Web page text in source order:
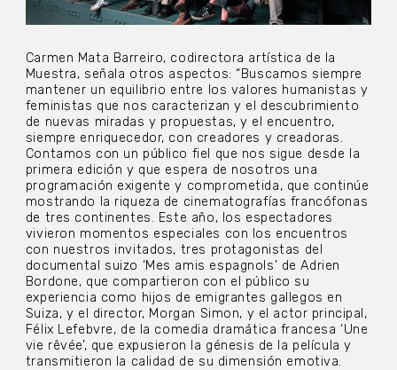
Carmen Mata Barreiro, codirectora artística de la
Muestra, señala otros aspectos: “Buscamos siempre
mantener un equilibrio entre los valores humanistas y
feministas que nos caracterizan y el descubrimiento
de nuevas miradas y propuestas, y el encuentro,
siempre enriquecedor, con creadores y creadoras.
Contamos con un público fiel que nos sigue desde la
primera edición y que espera de nosotros una
programación exigente y comprometida, que continúe
mostrando la riqueza de cinematografías francófonas
de tres continentes. Este año, los espectadores
vivieron momentos especiales con los encuentros
con nuestros invitados, tres protagonistas del
documental suizo ‘Mes amis espagnols’ de Adrien
Bordone, que compartieron con el público su
experiencia como hijos de emigrantes gallegos en
Suiza, y el director, Morgan Simon, y el actor principal,
Félix Lefebvre, de la comedia dramática francesa ‘Une
vie rêvée’, que expusieron la génesis de la película y
transmitieron la calidad de su dimensión emotiva.